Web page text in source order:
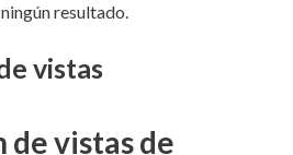
resultado.
vistas
de vistas de